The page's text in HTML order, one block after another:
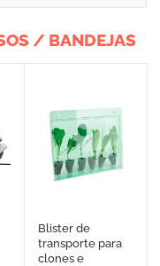
/ BANDEJAS
Blister de
transporte para
clones e